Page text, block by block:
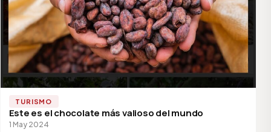
TURISMO
Este es el chocolate más valioso del mundo
1 May 2024